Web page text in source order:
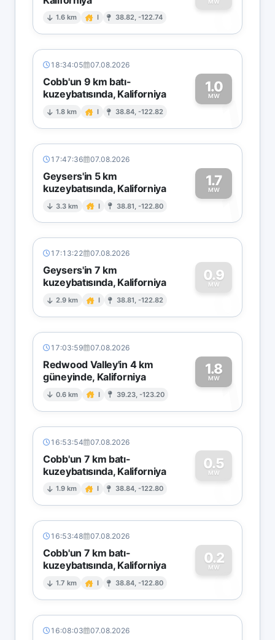
1.6 km I 38.82, -122.74
MW
0
18:34:05 07.08.2026
Cobb'un 9 km batı-
kuzeybatısında, Kaliforniya
1.8 km I 38.84, -122.82
1.0
MW1
17:47:36 07.08.2026
Geysers'in 5 km
kuzeybatısında, Kaliforniya
3.3 km I 38.81, -122.80
1.7
MW1
17:13:22 07.08.2026
Geysers'in 7 km
kuzeybatısında, Kaliforniya
2.9 km I 38.81, -122.82
0.9
MW
0
17:03:59 07.08.2026
Redwood Valley'in 4 km
güneyinde, Kaliforniya
0.6 km I 39.23, -123.20
1.8
MW1
16:53:54 07.08.2026
Cobb'un 7 km batı-
kuzeybatısında, Kaliforniya
1.9 km I 38.84, -122.80
0.5
MW
0
16:53:48 07.08.2026
Cobb'un 7 km batı-
kuzeybatısında, Kaliforniya
1.7 km I 38.84, -122.80
0.2
MW
0
16:08:03 07.08.2026